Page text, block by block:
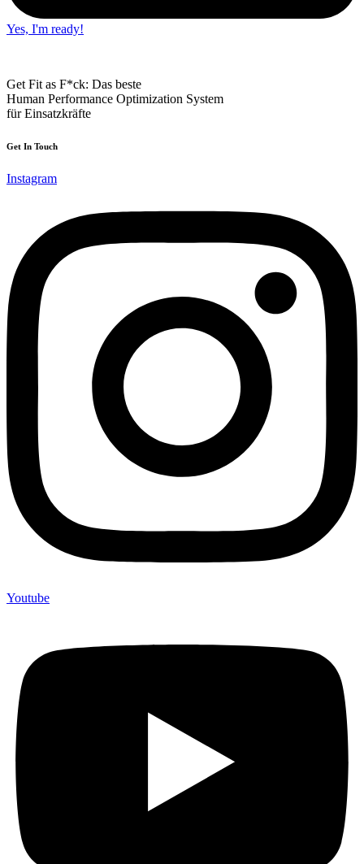
Yes, I'm ready!
Get Fit as F*ck: Das beste
Human Performance Optimization System
für Einsatzkräfte
Get In Touch
Instagram
Youtube